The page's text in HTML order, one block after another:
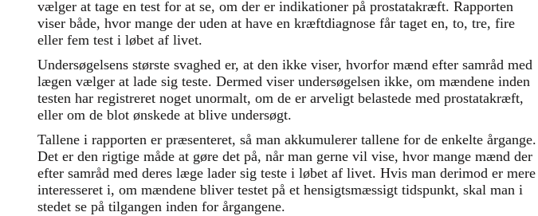
vælger at tage en test for at se, om der er indikationer på prostatakræft. Rapporten
viser både, hvor mange der uden at have en kræftdiagnose får taget en, to, tre, fire
eller fem test i løbet af livet.
Undersøgelsens største svaghed er, at den ikke viser, hvorfor mænd efter samråd med
lægen vælger at lade sig teste. Dermed viser undersøgelsen ikke, om mændene inden
testen har registreret noget unormalt, om de er arveligt belastede med prostatakræft,
eller om de blot ønskede at blive undersøgt.
Tallene i rapporten er præsenteret, så man akkumulerer tallene for de enkelte årgange.
Det er den rigtige måde at gøre det på, når man gerne vil vise, hvor mange mænd der
efter samråd med deres læge lader sig teste i løbet af livet. Hvis man derimod er mere
interesseret i, om mændene bliver testet på et hensigtsmæssigt tidspunkt, skal man i
stedet se på tilgangen inden for årgangene.